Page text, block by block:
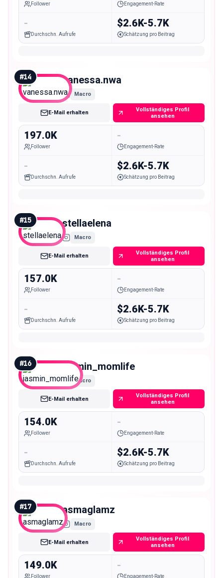
Follower Engagement-Rate
-
Durchschn. Aufrufe
$2.6K-5.7K
Schätzung pro Beitrag
#14 vanessa.nwa
Macro
E-Mail erhalten
Vollständiges Profil
ansehen
197.0K
Follower
-
Engagement-Rate
-
Durchschn. Aufrufe
$2.6K-5.7K
Schätzung pro Beitrag
#15 stellaelena
Macro
E-Mail erhalten
Vollständiges Profil
ansehen
157.0K
Follower
-
Engagement-Rate
-
Durchschn. Aufrufe
$2.6K-5.7K
Schätzung pro Beitrag
#16 jasmin_momlife
Macro
E-Mail erhalten
Vollständiges Profil
ansehen
154.0K
Follower
-
Engagement-Rate
-
Durchschn. Aufrufe
$2.6K-5.7K
Schätzung pro Beitrag
#17 asmaglamz
Macro
E-Mail erhalten
Vollständiges Profil
ansehen
149.0K
Follower
-
Engagement-Rate